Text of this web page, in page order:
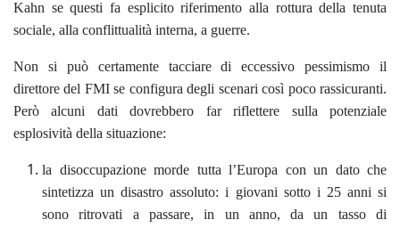
Kahn se questi fa esplicito riferimento alla rottura della tenuta
sociale, alla conflittualità interna, a guerre.
Non si può certamente tacciare di eccessivo pessimismo il
direttore del FMI se configura degli scenari così poco rassicuranti.
Però alcuni dati dovrebbero far riflettere sulla potenziale
esplosività della situazione:
la disoccupazione morde tutta l’Europa con un dato che
sintetizza un disastro assoluto: i giovani sotto i 25 anni si
sono ritrovati a passare, in un anno, da un tasso di